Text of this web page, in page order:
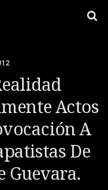
Actos
A
De
Guevara.